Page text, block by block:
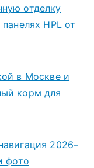
отделку
HPL от
в Москве и
корм для
2026–
фото